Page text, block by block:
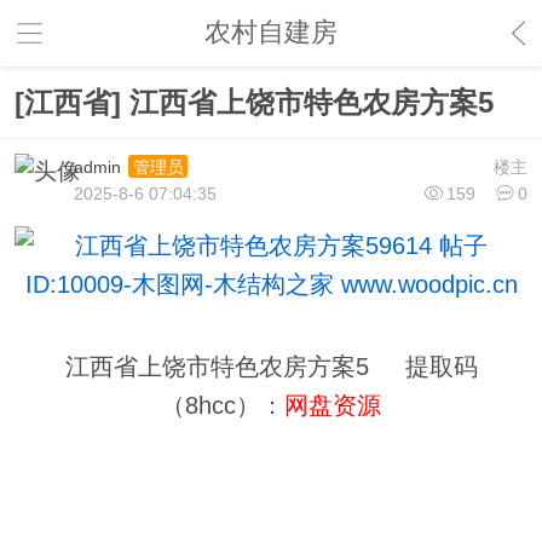
农村自建房
[江西省] 江西省上饶市特色农房方案5
楼主
admin
管理员
159
0
2025-8-6 07:04:35
江西省上饶市特色农房方案5 提取码
（8hcc）： 网盘资源